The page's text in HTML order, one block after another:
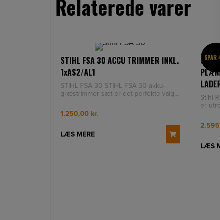
Relaterede varer
STIHL FSA 30 ACCU TRIMMER INKL.
1xAS2/AL1
STIHL FSA 30 STIHL FSA 30 akku-
græstrimmer sæt er det perfekte valg
1.250,00 kr.
LÆS MERE
SPAR
Stihl
er
LÆS